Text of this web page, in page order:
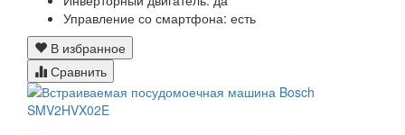
Управление со смартфона: есть
В избранное
Сравнить